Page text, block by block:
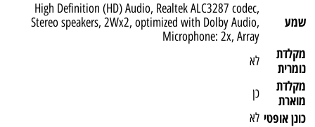
שמע
High Definition (HD) Audio, Realtek ALC3287 codec,
Stereo speakers, 2Wx2, optimized with Dolby Audio,
Microphone: 2x, Array
מקלדת
נומרית
לא
מקלדת
מוארת
כן
כונן אופטי לא